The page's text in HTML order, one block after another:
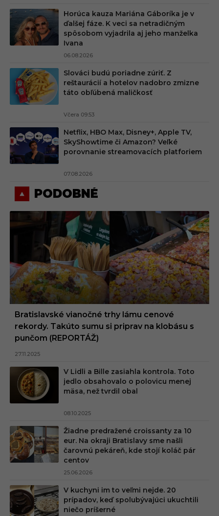
Horúca kauza Mariána Gáboríka je v
ďalšej fáze. K veci sa netradičným
spôsobom vyjadrila aj jeho manželka
Ivana
06.08.2026
Slováci budú poriadne zúriť. Z
reštaurácií a hotelov nadobro zmizne
táto obľúbená maličkosť
Včera 09:53
Netflix, HBO Max, Disney+, Apple TV,
SkyShowtime či Amazon? Veľké
porovnanie streamovacích platforiem
07.08.2026
PODOBNÉ
Bratislavské vianočné trhy lámu cenové
rekordy. Takúto sumu si priprav na klobásu s
punčom (REPORTÁŽ)
27.11.2025
V Lidli a Bille zasiahla kontrola. Toto
jedlo obsahovalo o polovicu menej
mäsa, než tvrdil obal
08.10.2025
Žiadne predražené croissanty za 10
eur. Na okraji Bratislavy sme našli
čarovnú pekáreň, kde stojí koláč pár
centov
25.06.2026
V kuchyni im to veľmi nejde. 20
prípadov, keď spolubývajúci ukuchtili
niečo príšerné